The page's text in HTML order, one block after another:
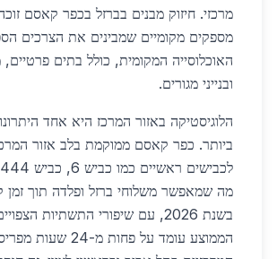
מרכזי. חיזוק מבנים בברזל בכפר קאסם
מספקים מקומיים שמבינים את הצרכים
האוכלוסייה המקומית, כולל בתים פרטיים,
ובנייני מגורים.
הלוגיסטיקה באזור המרכז היא אחד
ביותר. כפר קאסם ממוקמת בלב אזור
מה שמאפשר משלוחי ברזל ופלדה תוך זמן
בשנת 2026, עם שיפורי התשתיות
הממוצע עומד על פחות